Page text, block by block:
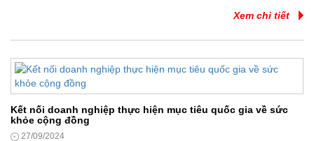
Xem chi tiết
Kết nối doanh nghiệp thực hiện mục tiêu quốc gia về sức
khỏe cộng đồng
27/09/2024